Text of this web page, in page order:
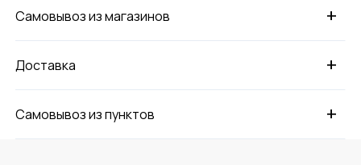
+
Самовывоз из магазинов
+
Доставка
+
Самовывоз из пунктов